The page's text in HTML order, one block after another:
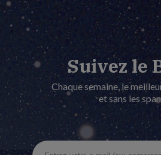
Suivez le
Chaque semaine, le
et sans les